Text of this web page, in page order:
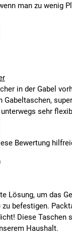
man zu wenig
in der Gabel
Gabeltaschen,
sehr
Bewertung
Lösung, um das
zu befestigen.
Diese Taschen
Haushalt.